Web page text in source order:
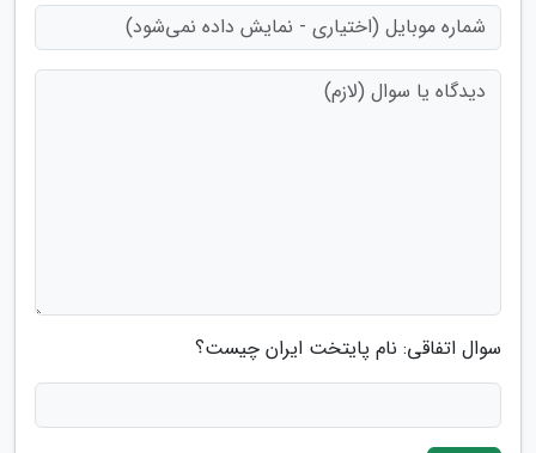
سوال اتفاقی: نام پایتخت ایران چیست؟